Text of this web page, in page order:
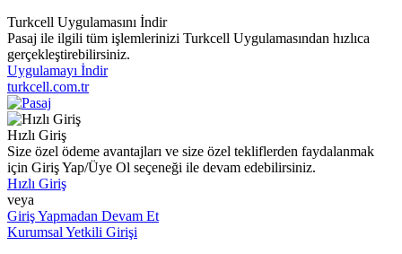
Turkcell Uygulamasını İndir
Pasaj ile ilgili tüm işlemlerinizi Turkcell Uygulamasından hızlıca
gerçekleştirebilirsiniz.
Uygulamayı İndir
turkcell.com.tr
Hızlı Giriş
Size özel ödeme avantajları ve size özel tekliflerden faydalanmak
için Giriş Yap/Üye Ol seçeneği ile devam edebilirsiniz.
Hızlı Giriş
veya
Giriş Yapmadan Devam Et
Kurumsal Yetkili Girişi